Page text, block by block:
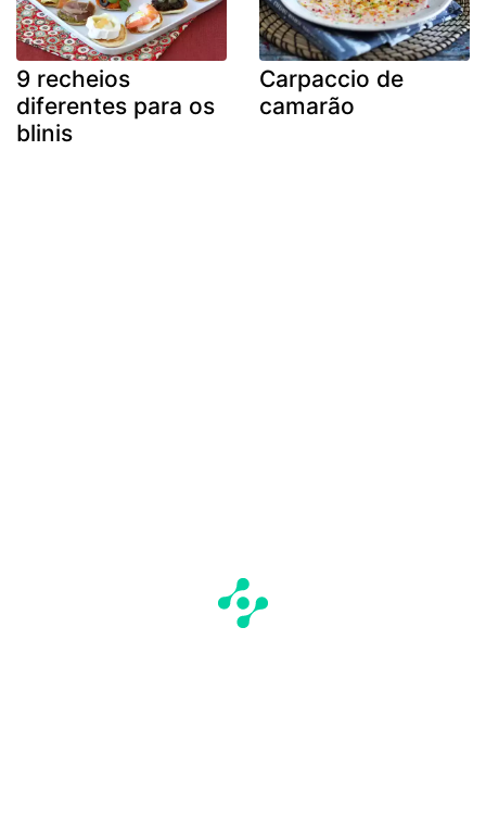
9 recheios
diferentes para os
blinis
Carpaccio de
camarão